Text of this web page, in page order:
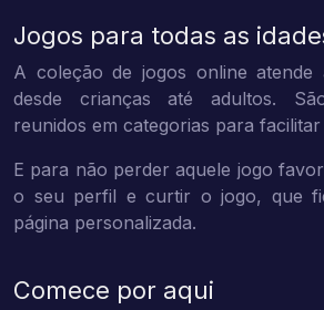
Jogos para todas as
A coleção de jogos online atende
desde crianças até adultos.
reunidos em categorias para
E para não perder aquele jogo
o seu perfil e curtir o jogo, que
página personalizada.
Comece por aqui